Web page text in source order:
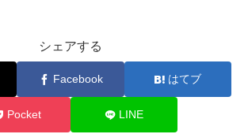
シェアする
Facebook はてブ
Pocket LINE